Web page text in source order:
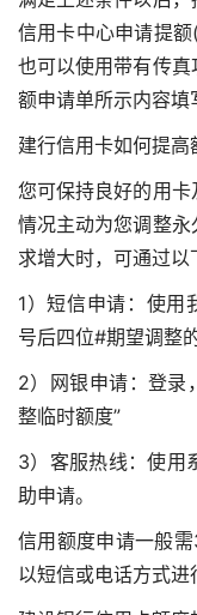
信用卡中心申请提额
也可以使用带有传
额申请单所示内容填
建行信用卡如何提高
您可保持良好的用
情况主动为您调整
求增大时，可通过以
1）短信申请：使用
号后四位#期望调整
2）网银申请：登录
整临时额度”
3）客服热线：使用
助申请。
信用额度申请一般
以短信或电话方式进